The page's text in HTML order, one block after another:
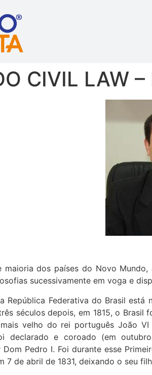
CIVIL LAW
maioria dos países do Novo
sucessivamente em voga e
Federativa do Brasil
séculos depois, em 1815, o
velho do rei português João
declarado e coroado (em
Pedro I. Foi durante esse
7 de abril de 1831, deixando o seu